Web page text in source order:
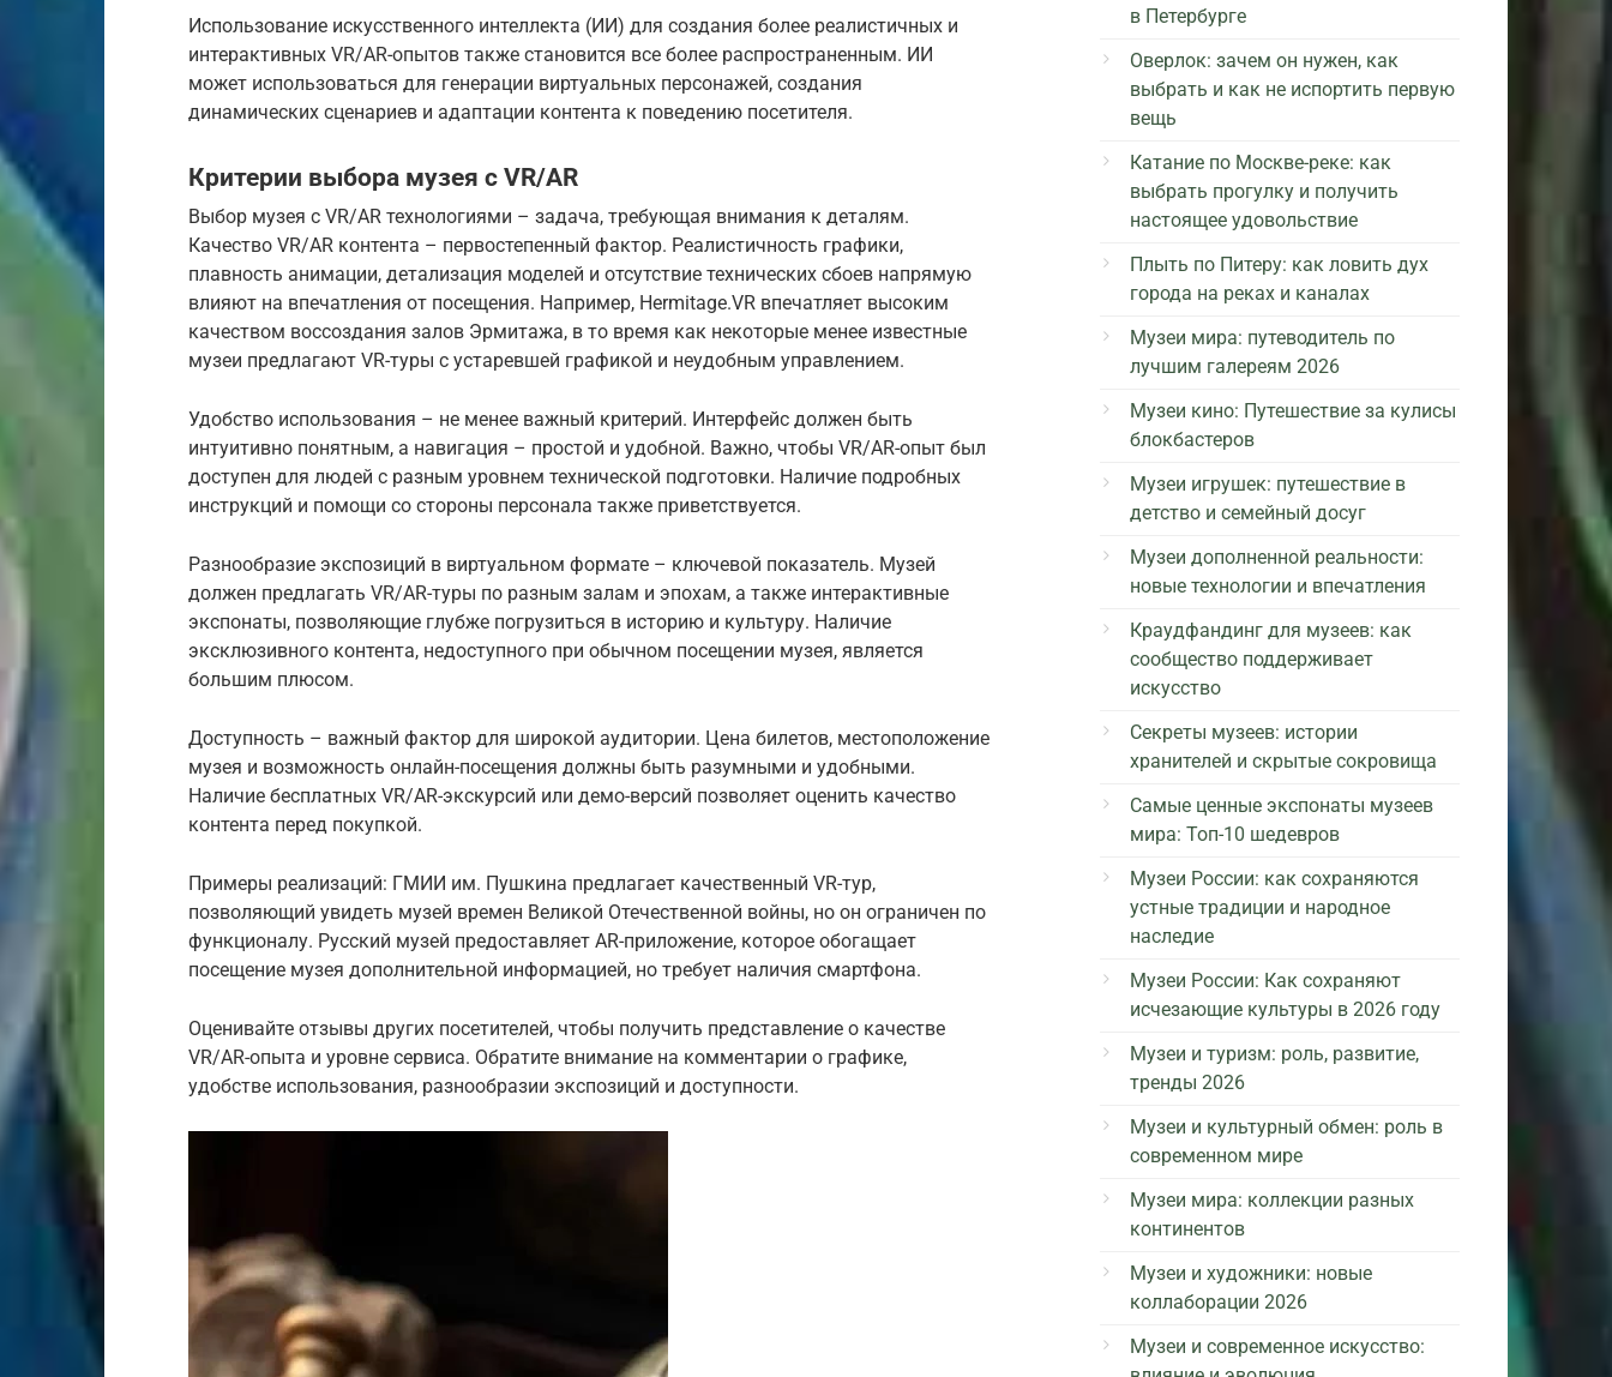
Использование искусственного интеллекта (ИИ) для создания более реалистичных и
интерактивных VR/AR-опытов также становится все более распространенным. ИИ
может использоваться для генерации виртуальных персонажей, создания
динамических сценариев и адаптации контента к поведению посетителя.
Критерии выбора музея с VR/AR
Выбор музея с VR/AR технологиями – задача, требующая внимания к деталям.
Качество VR/AR контента – первостепенный фактор. Реалистичность графики,
плавность анимации, детализация моделей и отсутствие технических сбоев напрямую
влияют на впечатления от посещения. Например, Hermitage.VR впечатляет высоким
качеством воссоздания залов Эрмитажа, в то время как некоторые менее известные
музеи предлагают VR-туры с устаревшей графикой и неудобным управлением.
Удобство использования – не менее важный критерий. Интерфейс должен быть
интуитивно понятным, а навигация – простой и удобной. Важно, чтобы VR/AR-опыт был
доступен для людей с разным уровнем технической подготовки. Наличие подробных
инструкций и помощи со стороны персонала также приветствуется.
Разнообразие экспозиций в виртуальном формате – ключевой показатель. Музей
должен предлагать VR/AR-туры по разным залам и эпохам, а также интерактивные
экспонаты, позволяющие глубже погрузиться в историю и культуру. Наличие
эксклюзивного контента, недоступного при обычном посещении музея, является
большим плюсом.
Доступность – важный фактор для широкой аудитории. Цена билетов, местоположение
музея и возможность онлайн-посещения должны быть разумными и удобными.
Наличие бесплатных VR/AR-экскурсий или демо-версий позволяет оценить качество
контента перед покупкой.
Примеры реализаций: ГМИИ им. Пушкина предлагает качественный VR-тур,
позволяющий увидеть музей времен Великой Отечественной войны, но он ограничен по
функционалу. Русский музей предоставляет AR-приложение, которое обогащает
посещение музея дополнительной информацией, но требует наличия смартфона.
Оценивайте отзывы других посетителей, чтобы получить представление о качестве
VR/AR-опыта и уровне сервиса. Обратите внимание на комментарии о графике,
удобстве использования, разнообразии экспозиций и доступности.
в Петербурге
Оверлок: зачем он нужен, как
выбрать и как не испортить первую
вещь
Катание по Москве-реке: как
выбрать прогулку и получить
настоящее удовольствие
Плыть по Питеру: как ловить дух
города на реках и каналах
Музеи мира: путеводитель по
лучшим галереям 2026
Музеи кино: Путешествие за кулисы
блокбастеров
Музеи игрушек: путешествие в
детство и семейный досуг
Музеи дополненной реальности:
новые технологии и впечатления
Краудфандинг для музеев: как
сообщество поддерживает
искусство
Секреты музеев: истории
хранителей и скрытые сокровища
Самые ценные экспонаты музеев
мира: Топ-10 шедевров
Музеи России: как сохраняются
устные традиции и народное
наследие
Музеи России: Как сохраняют
исчезающие культуры в 2026 году
Музеи и туризм: роль, развитие,
тренды 2026
Музеи и культурный обмен: роль в
современном мире
Музеи мира: коллекции разных
континентов
Музеи и художники: новые
коллаборации 2026
Музеи и современное искусство: